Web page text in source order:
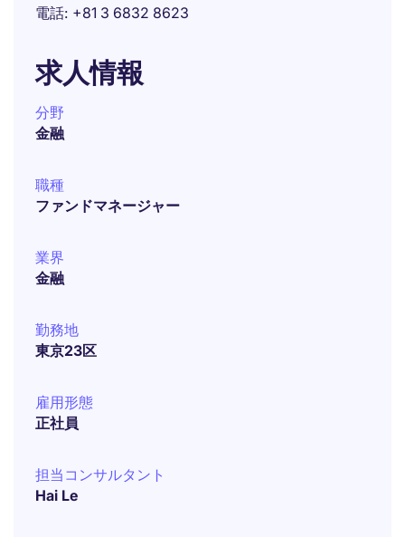
電話 +81 3 6832 8623
求人情報
分野
金融
職種
ファンドマネージャー
業界
金融
勤務地
東京23区
雇用形態
正社員
担当コンサルタント
Hai Le